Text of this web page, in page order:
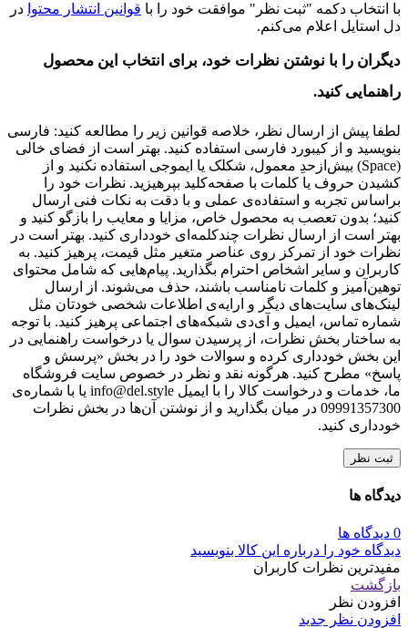
با انتخاب دکمه "ثبت نظر" موافقت خود را با قوانین انتشار محتوا در
دل‌ استایل اعلام می‌کنم.
دیگران را با نوشتن نظرات خود، برای انتخاب این محصول
راهنمایی کنید.
لطفا پیش از ارسال نظر، خلاصه قوانین زیر را مطالعه کنید: فارسی
بنویسید و از کیبورد فارسی استفاده کنید. بهتر است از فضای خالی
(Space) بیش‌از‌حدِ معمول، شکلک یا ایموجی استفاده نکنید و از
کشیدن حروف یا کلمات با صفحه‌کلید بپرهیزید. نظرات خود را
براساس تجربه و استفاده‌ی عملی و با دقت به نکات فنی ارسال
کنید؛ بدون تعصب به محصول خاص، مزایا و معایب را بازگو کنید و
بهتر است از ارسال نظرات چندکلمه‌‌ای خودداری کنید. بهتر است در
نظرات خود از تمرکز روی عناصر متغیر مثل قیمت، پرهیز کنید. به
کاربران و سایر اشخاص احترام بگذارید. پیام‌هایی که شامل محتوای
توهین‌آمیز و کلمات نامناسب باشند، حذف می‌شوند. از ارسال
لینک‌های سایت‌های دیگر و ارایه‌ی اطلاعات شخصی خودتان مثل
شماره تماس، ایمیل و آی‌دی شبکه‌های اجتماعی پرهیز کنید. با توجه
به ساختار بخش نظرات، از پرسیدن سوال یا درخواست راهنمایی در
این بخش خودداری کرده و سوالات خود را در بخش «پرسش و
پاسخ» مطرح کنید. هرگونه نقد و نظر در خصوص سایت فروشگاه
ما، خدمات و درخواست کالا را با ایمیل info@del.style یا با شماره‌ی
09991357300 در میان بگذارید و از نوشتن آن‌ها در بخش نظرات
خودداری کنید.
ثبت نظر
دیدگاه ها
0 دیدگاه ها
دیدگاه خود را درباره این کالا بنویسید
مفیدترین نظرات کاربران
بازگشت
افزودن نظر
افزودن نظر جدید